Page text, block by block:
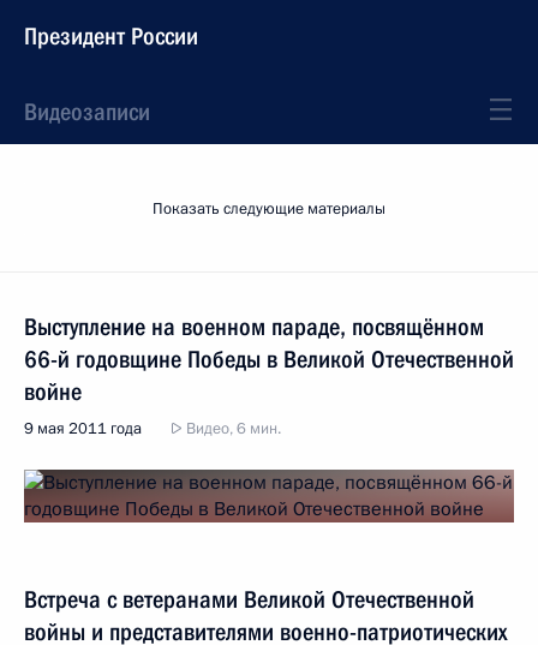
Президент России
Видеозаписи
Показать следующие материалы
Выступление на военном параде, посвящённом
66-й годовщине Победы в Великой Отечественной
войне
9 мая 2011 года Видео, 6 мин.
Встреча с ветеранами Великой Отечественной
войны и представителями военно-патриотических